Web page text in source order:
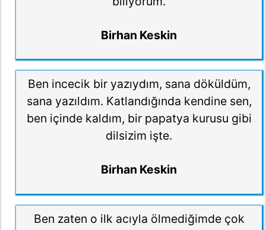
Birhan Keskin
Ben incecik bir yazıydım, sana döküldüm,
sana yazıldım. Katlandığında kendine sen,
ben içinde kaldım, bir papatya kurusu gibi
dilsizim işte.
Birhan Keskin
Ben zaten o ilk acıyla ölmediğimde çok